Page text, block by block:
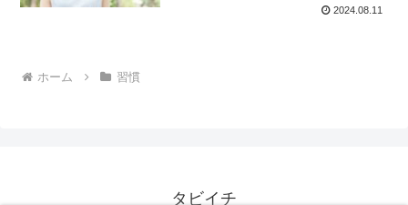
2024.08.11
ホーム 習慣
タビイチ